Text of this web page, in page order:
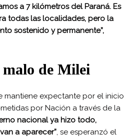
a 7 kilómetros del Paraná. Es
todas las localidades, pero la
sostenido y permanente”,
de Milei
mantiene expectante por el inicio
por Nación a través de la
nacional ya hizo todo,
a aparecer”, se esperanzó el